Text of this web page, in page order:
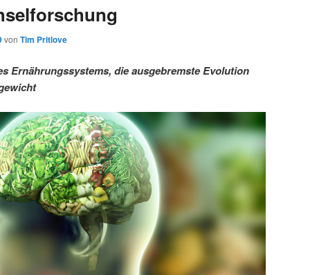
von Tim Pritlove
Ernährungssystems, die ausgebremste Evolution